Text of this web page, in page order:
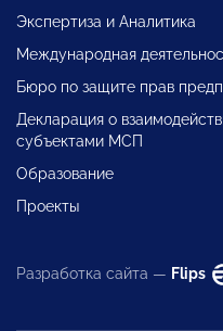
Экспертиза и Аналитика
Международная
Бюро по защите прав
Декларация о
субъектами МСП
Образование
Проекты
Разработка сайта — Flips